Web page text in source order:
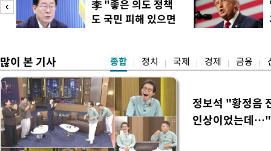
정례 브리핑을 열고 이같이
관은 "상층까지 잘 연결된
李 "좋은 의도 정책
도 국민 피해 있으면
많이 본 기사 종합 정치 국제 경제 금융
정보석 "황정음
인상이었는데…"